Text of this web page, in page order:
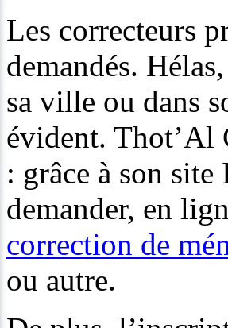
Les correcteurs
demandés.
sa ville ou dans
évident. Thot’Al
: grâce à son
demander, en
correction de
ou autre.